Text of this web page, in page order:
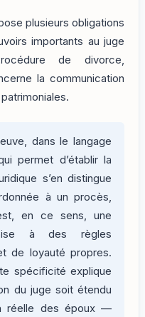
plusieurs obligations
importants au juge
de divorce,
la communication
dans le langage
permet d’établir la
s’en distingue
à un procès,
en ce sens, une
à des règles
de loyauté propres.
spécificité explique
du juge soit étendu
réelle des époux —